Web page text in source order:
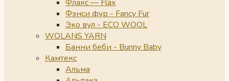
Флакс — Flax
Фэнси фур - Fancy Fur
Эко вул - ECO WOOL
WOLANS YARN
Банни беби - Bunny Baby
Камтекс
Альма